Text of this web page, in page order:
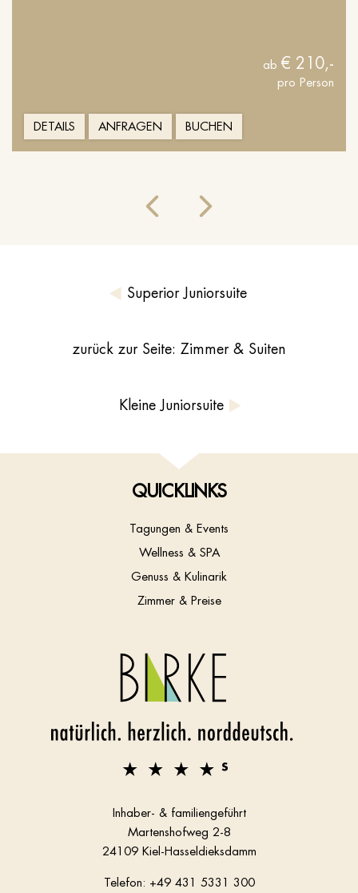
ab € 210,-
pro Person
DETAILS ANFRAGEN BUCHEN
Superior Juniorsuite
zurück zur Seite: Zimmer & Suiten
Kleine Juniorsuite
QUICKLINKS
Tagungen & Events
Wellness & SPA
Genuss & Kulinarik
Zimmer & Preise
Inhaber- & familiengeführt
Martenshofweg 2-8
24109 Kiel-Hasseldieksdamm
Telefon: +49 431 5331 300